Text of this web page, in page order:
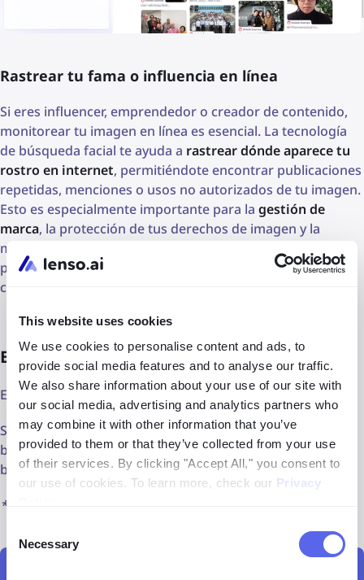
This website uses cookies
We use cookies to personalise content and ads, to
provide social media features and to analyse our traffic.
We also share information about your use of our site with
our social media, advertising and analytics partners who
may combine it with other information that you’ve
provided to them or that they’ve collected from your use
of their services. By clicking "Accept All," you consent to
our use of cookies. To learn more, check our Privacy
Selection
Necessary
Rastrear tu fama o influencia en línea
Si eres influencer, emprendedor o creador de contenido,
monitorear tu imagen en línea es esencial. La tecnología
de búsqueda facial te ayuda a rastrear dónde aparece tu
rostro en internet, permitiéndote encontrar publicaciones
repetidas, menciones o usos no autorizados de tu imagen.
Esto es especialmente importante para la gestión de
marca, la protección de tus derechos de imagen y la
medición de tu
plataformas. Mantente al tanto de tu reputación digital
con búsquedas faciales periódicas.
Encuentra tu rostro en línea*
Encuentra tu rostro con labúsqueda facial de lenso.ai.
Sube una imagen de una persona a lenso.ai y haz una
búsqueda. Luego, selecciona la categoría “Personas” en la
barra superior y encuentra tus fotos en línea.
*Disponible en regiones seleccionadas